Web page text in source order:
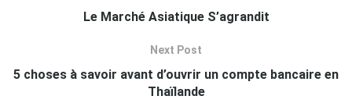
Le Marché Asiatique S’agrandit
Next Post
5 choses à savoir avant d’ouvrir un compte bancaire en
Thaïlande